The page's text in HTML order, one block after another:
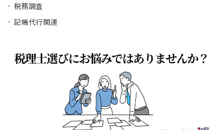
税務調査
記帳代行関連